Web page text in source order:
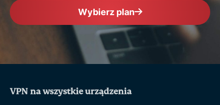
Wybierz plan
VPN na wszystkie urządzenia